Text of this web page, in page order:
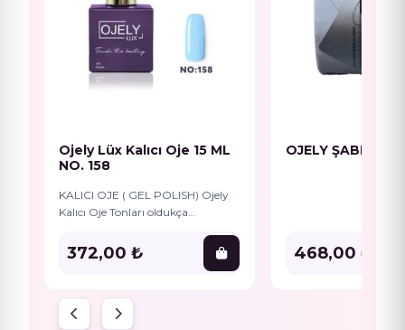
Ojely Lüx Kalıcı Oje 15 ML
NO. 158
KALICI OJE ( GEL POLISH) Ojely
Kalıcı Oje Tonları oldukça
Gelpolish’in iz bırakmadan
tırnağauygulanmasını
372,00 ₺
OJELY ŞABLON
468,00 ₺